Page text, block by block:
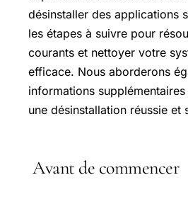
désinstaller des applications
les étapes à suivre pour
courants et nettoyer votre
efficace. Nous aborderons
informations
une désinstallation réussie et
Avant de commencer